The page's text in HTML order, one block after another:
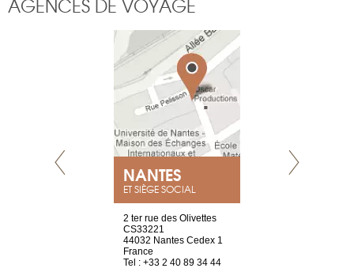
NANTES
ET SIÈGE SOCIAL
2 ter rue des Olivettes
CS33221
44032 Nantes Cedex 1
France
Tel : +33 2 40 89 34 44